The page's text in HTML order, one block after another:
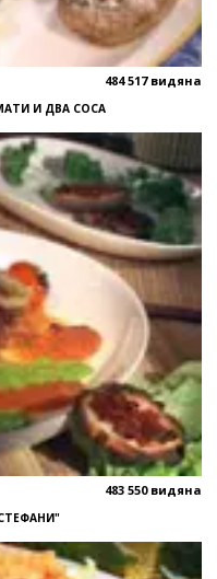
484 517 видяна
И ДВА СОСА
483 550 видяна